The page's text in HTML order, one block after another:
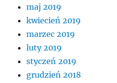
maj 2019
kwiecień 2019
marzec 2019
luty 2019
styczeń 2019
grudzień 2018